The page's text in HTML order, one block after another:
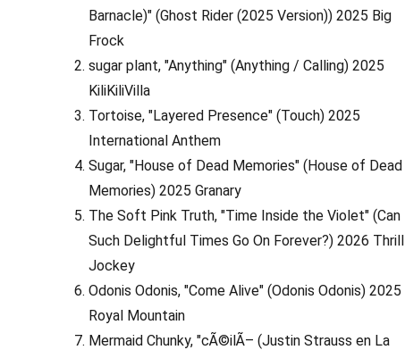
Barnacle)" (Ghost Rider (2025 Version)) 2025 Big
Frock
sugar plant, "Anything" (Anything / Calling) 2025
KiliKiliVilla
Tortoise, "Layered Presence" (Touch) 2025
International Anthem
Sugar, "House of Dead Memories" (House of Dead
Memories) 2025 Granary
The Soft Pink Truth, "Time Inside the Violet" (Can
Such Delightful Times Go On Forever?) 2026 Thrill
Jockey
Odonis Odonis, "Come Alive" (Odonis Odonis) 2025
Royal Mountain
Mermaid Chunky, "cÃ©ilÃ– (Justin Strauss en La